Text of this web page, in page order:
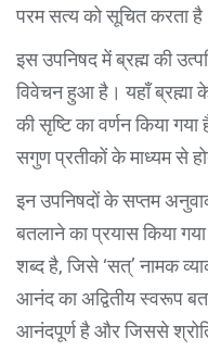
परम सत्य को सूचित करता
इस उपनिषद में ब्रह्म की
विवेचन हुआ है। यहाँ ब्रह्मा
की सृष्टि का वर्णन किया
सगुण प्रतीकों के माध्यम से
इन उपनिषदों के सप्तम
बतलाने का प्रयास किया
शब्द है, जिसे ‘सत्’ नामक
आनंद का अद्वितीय स्वरूप
आनंदपूर्ण है और जिससे